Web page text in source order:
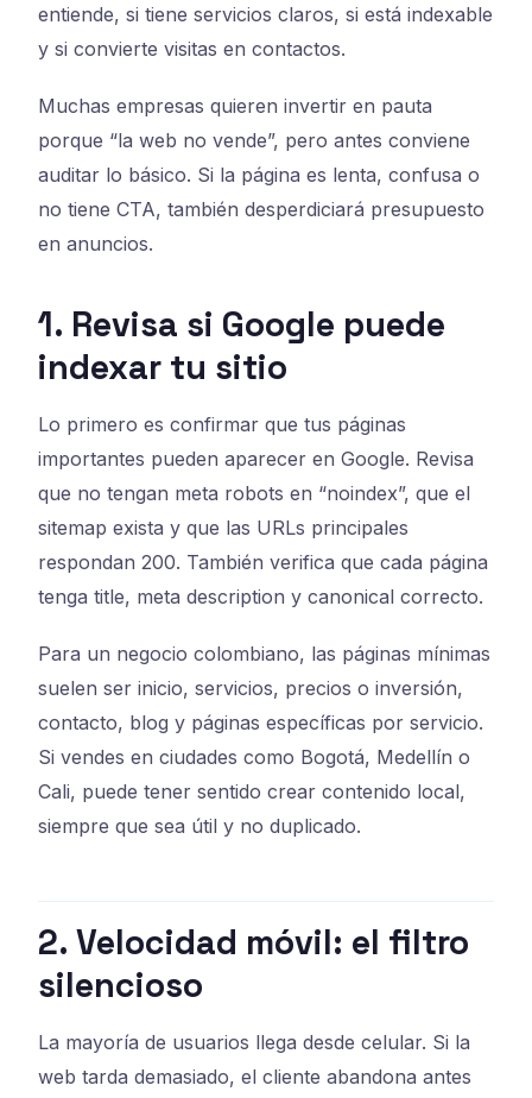
entiende, si tiene servicios claros, si está indexable
y si convierte visitas en contactos.
Muchas empresas quieren invertir en pauta
porque “la web no vende”, pero antes conviene
auditar lo básico. Si la página es lenta, confusa o
no tiene CTA, también desperdiciará presupuesto
en anuncios.
1. Revisa si Google puede
indexar tu sitio
Lo primero es confirmar que tus páginas
importantes pueden aparecer en Google. Revisa
que no tengan meta robots en “noindex”, que el
sitemap exista y que las URLs principales
respondan 200. También verifica que cada página
tenga title, meta description y canonical correcto.
Para un negocio colombiano, las páginas mínimas
suelen ser inicio, servicios, precios o inversión,
contacto, blog y páginas específicas por servicio.
Si vendes en ciudades como Bogotá, Medellín o
Cali, puede tener sentido crear contenido local,
siempre que sea útil y no duplicado.
2. Velocidad móvil: el filtro
silencioso
La mayoría de usuarios llega desde celular. Si la
web tarda demasiado, el cliente abandona antes